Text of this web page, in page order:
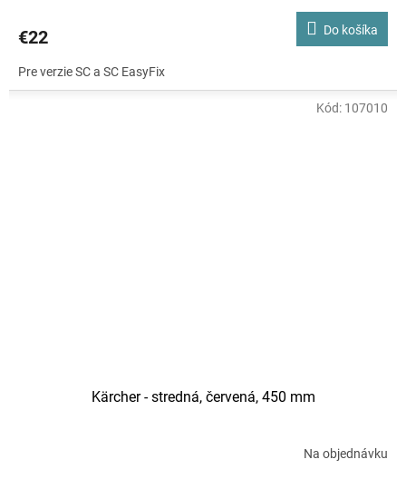
€22 Do košíka
Pre verzie SC a SC EasyFix
Kärcher - stredná, červená, 450 mm
Na objednávku
Kód: 107010